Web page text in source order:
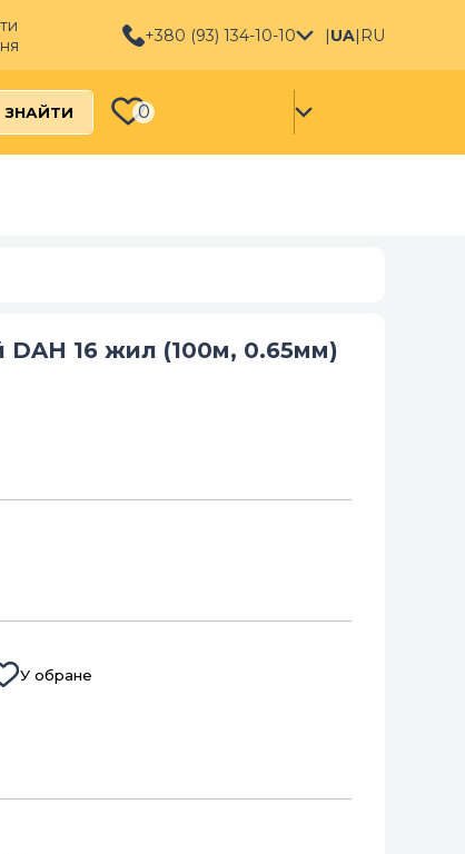
+380 (93) 134-10-10 |UA| RU
ЗНАЙТИ 0
16 жил (100м, 0.65мм)
У обране